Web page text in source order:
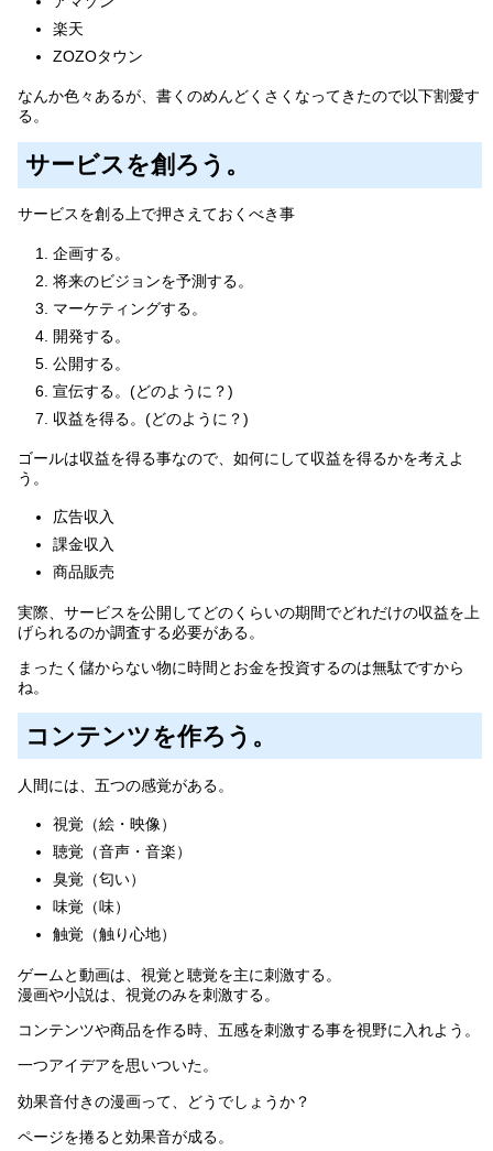
楽天
ZOZOタウン
なんか色々あるが、書くのめんどくさくなってきたので以下割愛す
る。
サービスを創ろう。
サービスを創る上で押さえておくべき事
企画する。
将来のビジョンを予測する。
マーケティングする。
開発する。
公開する。
宣伝する。(どのように？)
収益を得る。(どのように？)
ゴールは収益を得る事なので、如何にして収益を得るかを考えよ
う。
広告収入
課金収入
商品販売
実際、サービスを公開してどのくらいの期間でどれだけの収益を上
げられるのか調査する必要がある。
まったく儲からない物に時間とお金を投資するのは無駄ですから
ね。
コンテンツを作ろう。
人間には、五つの感覚がある。
視覚（絵・映像）
聴覚（音声・音楽）
臭覚（匂い）
味覚（味）
触覚（触り心地）
ゲームと動画は、視覚と聴覚を主に刺激する。
漫画や小説は、視覚のみを刺激する。
コンテンツや商品を作る時、五感を刺激する事を視野に入れよう。
一つアイデアを思いついた。
効果音付きの漫画って、どうでしょうか？
ページを捲ると効果音が成る。